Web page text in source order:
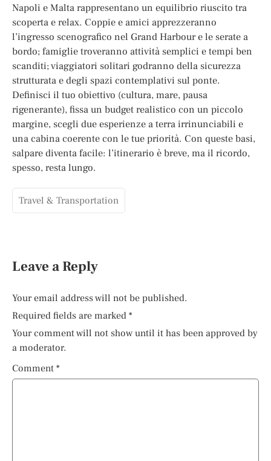
Napoli e Malta rappresentano un equilibrio riuscito tra
scoperta e relax. Coppie e amici apprezzeranno
l’ingresso scenografico nel Grand Harbour e le serate a
bordo; famiglie troveranno attività semplici e tempi ben
scanditi; viaggiatori solitari godranno della sicurezza
strutturata e degli spazi contemplativi sul ponte.
Definisci il tuo obiettivo (cultura, mare, pausa
rigenerante), fissa un budget realistico con un piccolo
margine, scegli due esperienze a terra irrinunciabili e
una cabina coerente con le tue priorità. Con queste basi,
salpare diventa facile: l’itinerario è breve, ma il ricordo,
spesso, resta lungo.
Travel & Transportation
Leave a Reply
Your email address will not be published.
Required fields are marked *
Your comment will not show until it has been approved by
a moderator.
Comment *